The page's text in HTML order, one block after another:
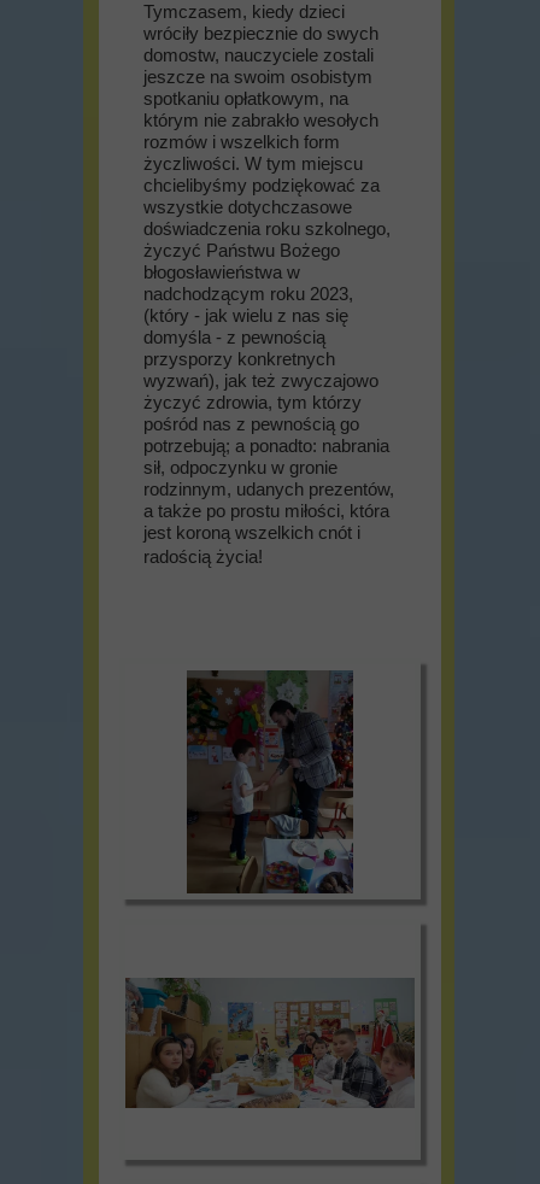
Tymczasem, kiedy dzieci
wróciły bezpiecznie do swych
domostw, nauczyciele zostali
jeszcze na swoim osobistym
spotkaniu opłatkowym, na
którym nie zabrakło wesołych
rozmów i wszelkich form
życzliwości. W tym miejscu
chcielibyśmy podziękować za
wszystkie dotychczasowe
doświadczenia roku szkolnego,
życzyć Państwu Bożego
błogosławieństwa w
nadchodzącym roku 2023,
(który - jak wielu z nas się
domyśla - z pewnością
przysporzy konkretnych
wyzwań), jak też zwyczajowo
życzyć zdrowia, tym którzy
pośród nas z pewnością go
potrzebują; a ponadto: nabrania
sił, odpoczynku w gronie
rodzinnym, udanych prezentów,
a także po prostu miłości, która
jest koroną wszelkich cnót i
radością życia!